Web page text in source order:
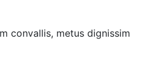
convallis, metus dignissim